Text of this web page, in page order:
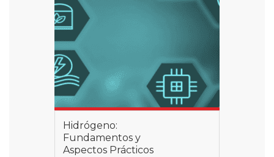
Hidrógeno:
Fundamentos y
Aspectos Prácticos